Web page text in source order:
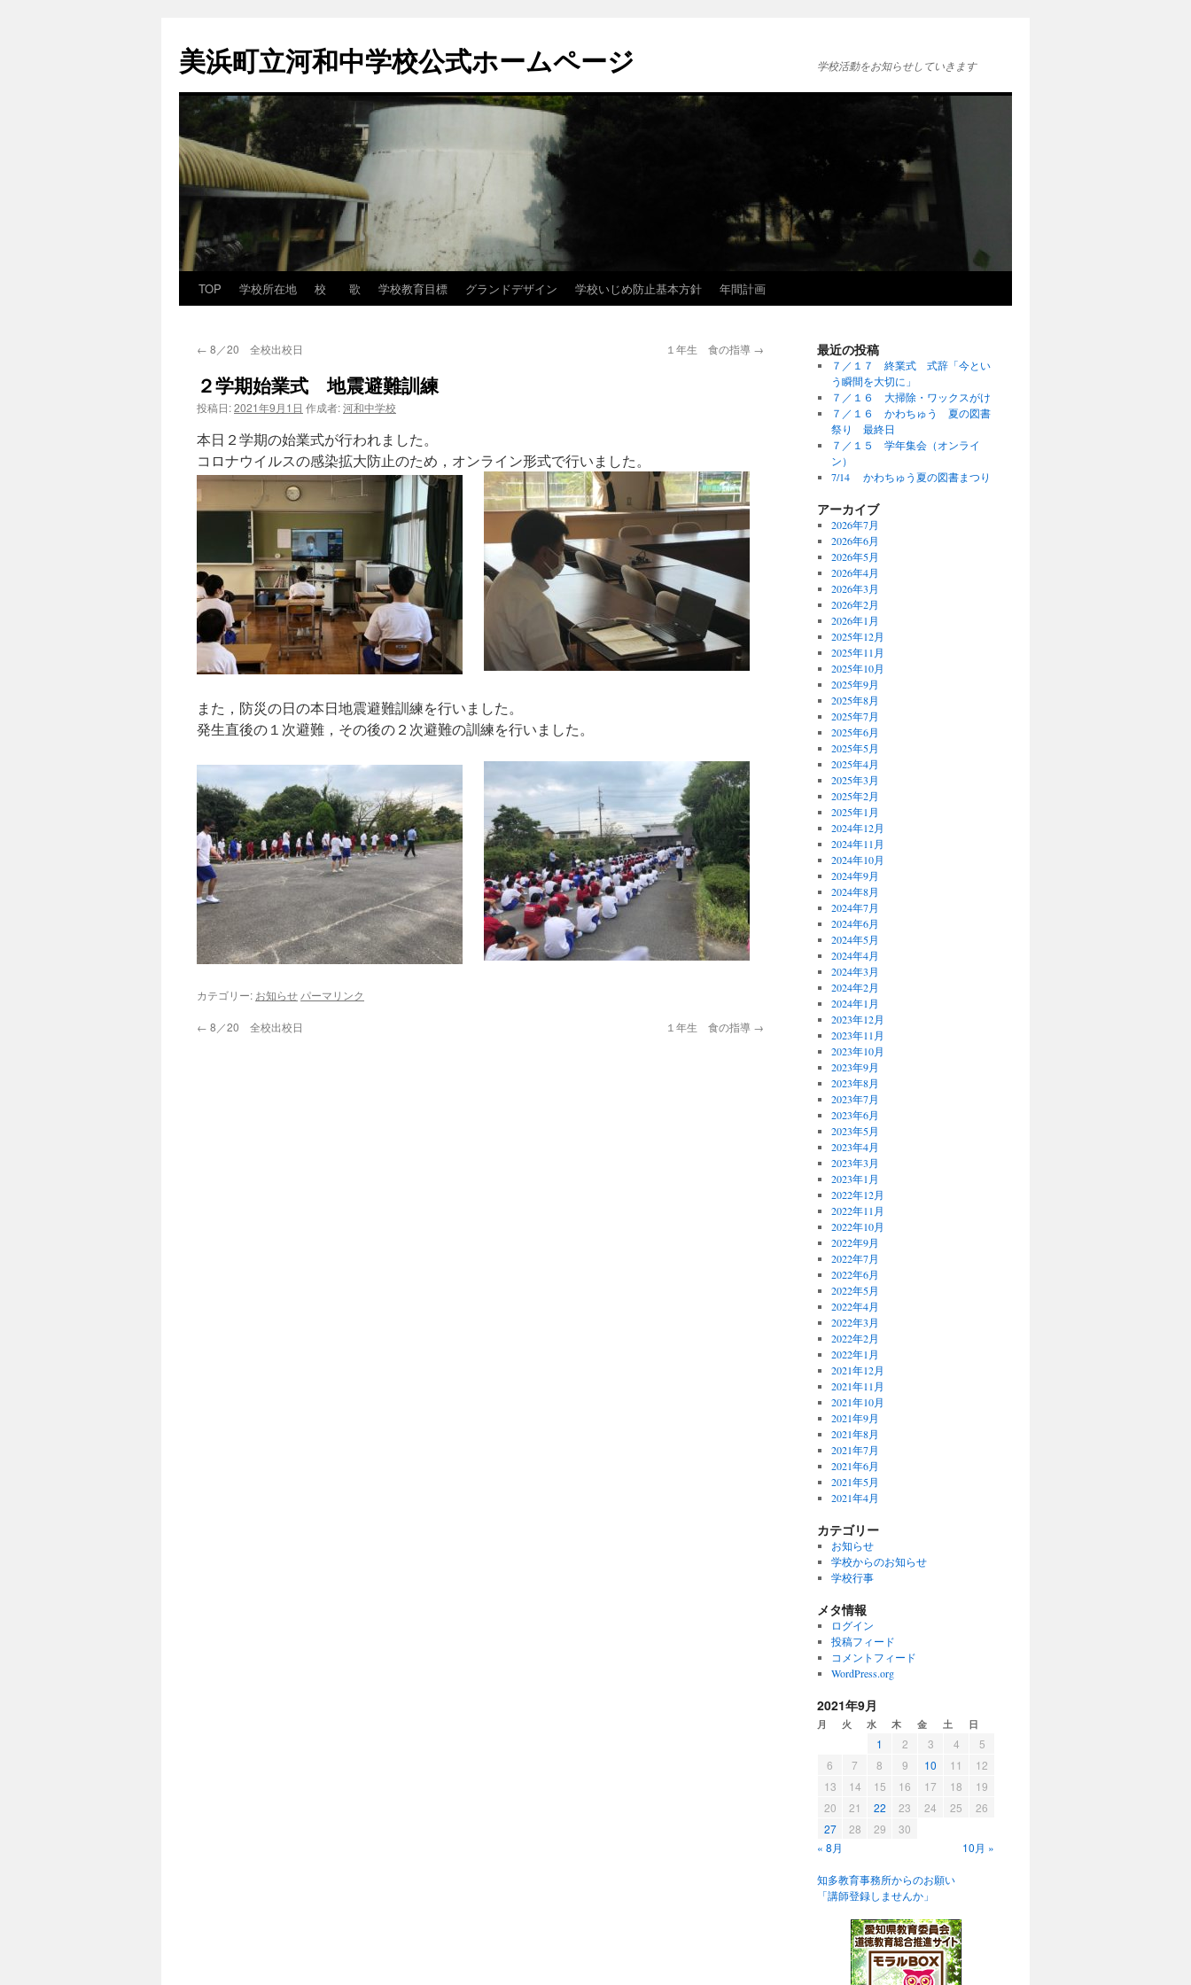
テ
ン
キ
ッ
プ
美浜町立河和中学校公式ホームページ 学校活動をお知らせしていきます
TOP 学校所在地 校 歌 学校教育目標 グランドデザイン 学校いじめ防止基本方針 年間計画
← 8／20 全校出校日 １年生 食の指導 →
２学期始業式 地震避難訓練
投稿日:2021年9月1日 作成者:河和中学校
本日２学期の始業式が行われました。
コロナウイルスの感染拡大防止のため，オンライン形式で行いました。
また，防災の日の本日地震避難訓練を行いました。
発生直後の１次避難，その後の２次避難の訓練を行いました。
カテゴリー: お知らせ パーマリンク
← 8／20 全校出校日 １年生 食の指導 →
最近の投稿
７／１７ 終業式 式辞「今とい
う瞬間を大切に」
７／１６ 大掃除・ワックスがけ
７／１６ かわちゅう 夏の図書
祭り 最終日
７／１５ 学年集会（オンライ
ン）
7/14 かわちゅう夏の図書まつり
アーカイブ
2026年7月
2026年6月
2026年5月
2026年4月
2026年3月
2026年2月
2026年1月
2025年12月
2025年11月
2025年10月
2025年9月
2025年8月
2025年7月
2025年6月
2025年5月
2025年4月
2025年3月
2025年2月
2025年1月
2024年12月
2024年11月
2024年10月
2024年9月
2024年8月
2024年7月
2024年6月
2024年5月
2024年4月
2024年3月
2024年2月
2024年1月
2023年12月
2023年11月
2023年10月
2023年9月
2023年8月
2023年7月
2023年6月
2023年5月
2023年4月
2023年3月
2023年1月
2022年12月
2022年11月
2022年10月
2022年9月
2022年7月
2022年6月
2022年5月
2022年4月
2022年3月
2022年2月
2022年1月
2021年12月
2021年11月
2021年10月
2021年9月
2021年8月
2021年7月
2021年6月
2021年5月
2021年4月
カテゴリー
お知らせ
学校からのお知らせ
学校行事
メタ情報
ログイン
投稿フィード
コメントフィード
WordPress.org
2021年9月
月 火 水 木 金 土 日
1 2 3 4
5
6
7 8 9 10 11
12
13
14 15 16 17 18
19
20
21 22 23 24 25
26
27
28 29
30
« 8月
10月 »
知多教育事務所からのお願い
「講師登録しませんか」